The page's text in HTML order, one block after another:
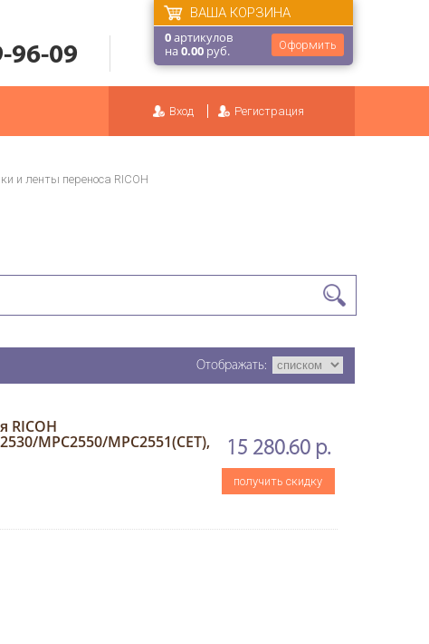
96-09 Оформить
ВАША КОРЗИНА
0артикулов
на0.00 руб.
Вход Регистрация
и ленты переноса RICOH
Отображать:
RICOH
MPC2550/MPC2551(CET), 15 280.60 р.
получить скидку